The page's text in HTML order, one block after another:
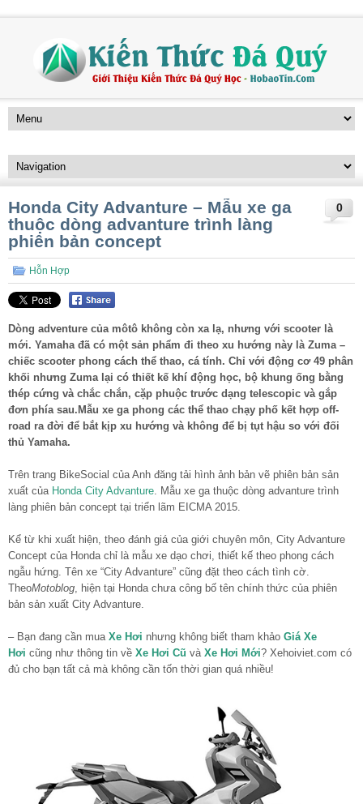
0
Honda City Advanture – Mẫu xe ga
thuộc dòng advanture trình làng
phiên bản concept
Hỗn Hợp
Dòng adventure của môtô không còn xa lạ, nhưng với scooter là
mới. Yamaha đã có một sản phẩm đi theo xu hướng này là Zuma –
chiếc scooter phong cách thể thao, cá tính. Chỉ với động cơ 49 phân
khối nhưng Zuma lại có thiết kế khí động học, bộ khung ống bằng
thép cứng và chắc chắn, cặp phuộc trước dạng telescopic và gắp
đơn phía sau.Mẫu xe ga phong các thể thao chạy phố kết hợp off-
road ra đời để bắt kịp xu hướng và không để bị tụt hậu so với đối
thủ Yamaha.
Trên trang BikeSocial của Anh đăng tải hình ảnh bản vẽ phiên bản sản
xuất của Honda City Advanture . Mẫu xe ga thuộc dòng advanture trình
làng phiên bản concept tại triển lãm EICMA 2015.
Kể từ khi xuất hiện, theo đánh giá của giới chuyên môn, City Advanture
Concept của Honda chỉ là mẫu xe dạo chơi, thiết kế theo phong cách
ngẫu hứng. Tên xe “City Advanture” cũng đặt theo cách tình cờ.
TheoMotoblog , hiện tại Honda chưa công bố tên chính thức của phiên
bản sản xuất City Advanture.
– Bạn đang cần mua Xe Hơi nhưng không biết tham khảo Giá Xe
Hơi cũng như thông tin về Xe Hơi Cũ và Xe Hơi Mới? Xehoiviet.com có
đủ cho bạn tất cả mà không cần tốn thời gian quá nhiều!